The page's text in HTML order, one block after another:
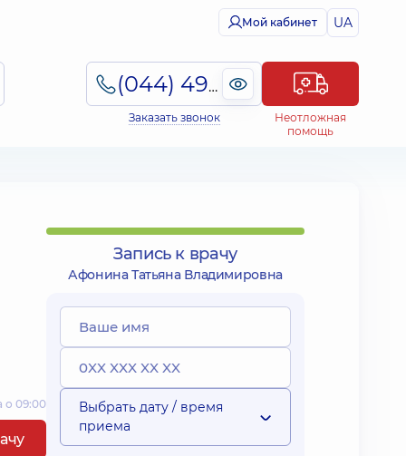
Мой кабинет UA
(044) 495-2-888
Заказать звонок
Неотложная
помощь
о 09:00
Запись к врачу
Афонина Татьяна Владимировна
Выбрать дату / время
приема